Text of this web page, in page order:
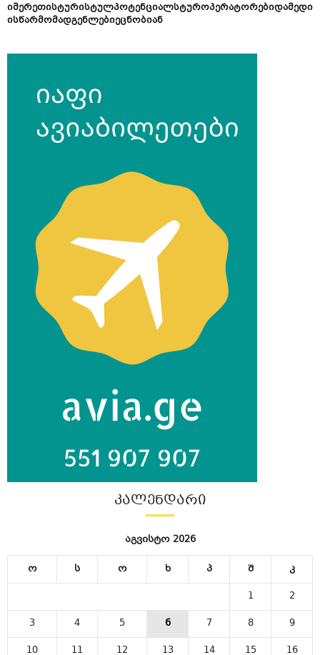
იმერეთისტურისტულპოტენციალსტუროპერატორებიდამედი
ისწარმომადგენლებიეცნობიან
ᲙᲐᲚᲔᲜᲓᲐᲠᲘ
აგვისტო 2026
ო ს ო ხ პ შ
კ
1
2
3
4 5 6 7 8
9
10
11 12 13 14 15 16